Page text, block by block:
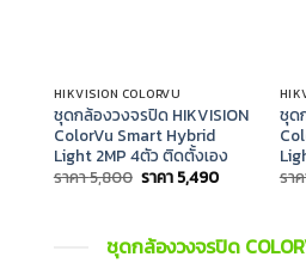
HIKVISION COLORVU
ชุดกล้องวงจรปิด HIKVISION
ColorVu Smart Hybrid
Light 2MP 4ตัว ติดตั้งเอง
ราคา5,800 Original
5,800.
ราคา 5,490Current
5,490.
ชุด
รา
ชุดกล้องวงจรปิด